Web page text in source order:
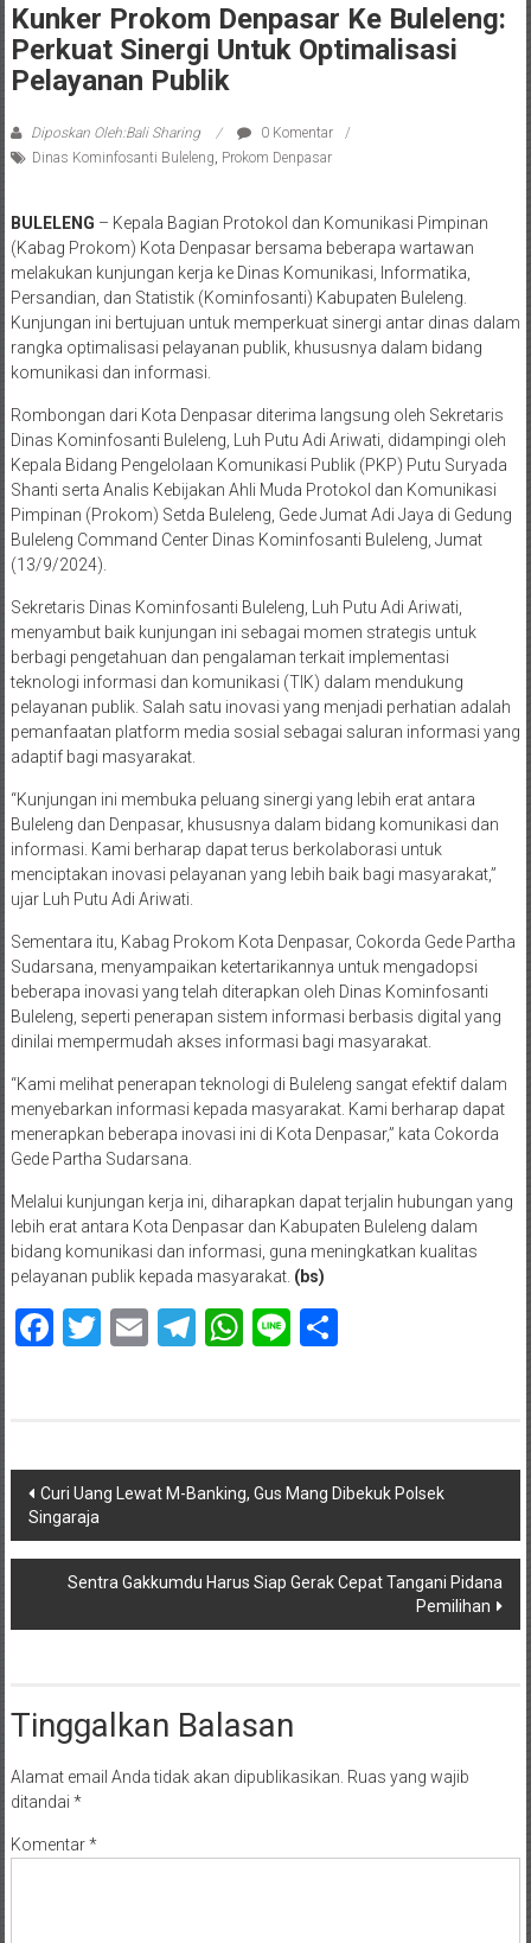
Kunker Prokom Denpasar Ke Buleleng:
Perkuat Sinergi Untuk Optimalisasi
Pelayanan Publik
Diposkan Oleh:Bali Sharing
0 Komentar
Dinas Kominfosanti Buleleng Prokom Denpasar
BULELENG – Kepala Bagian Protokol dan Komunikasi Pimpinan
(Kabag Prokom) Kota Denpasar bersama beberapa wartawan
melakukan kunjungan kerja ke Dinas Komunikasi, Informatika,
Persandian, dan Statistik (Kominfosanti) Kabupaten Buleleng.
Kunjungan ini bertujuan untuk memperkuat sinergi antar dinas dalam
rangka optimalisasi pelayanan publik, khususnya dalam bidang
komunikasi dan informasi.
Rombongan dari Kota Denpasar diterima langsung oleh Sekretaris
Dinas Kominfosanti Buleleng, Luh Putu Adi Ariwati, didampingi oleh
Kepala Bidang Pengelolaan Komunikasi Publik (PKP) Putu Suryada
Shanti serta Analis Kebijakan Ahli Muda Protokol dan Komunikasi
Pimpinan (Prokom) Setda Buleleng, Gede Jumat Adi Jaya di Gedung
Buleleng Command Center Dinas Kominfosanti Buleleng, Jumat
(13/9/2024).
Sekretaris Dinas Kominfosanti Buleleng, Luh Putu Adi Ariwati,
menyambut baik kunjungan ini sebagai momen strategis untuk
berbagi pengetahuan dan pengalaman terkait implementasi
teknologi informasi dan komunikasi (TIK) dalam mendukung
pelayanan publik. Salah satu inovasi yang menjadi perhatian adalah
pemanfaatan platform media sosial sebagai saluran informasi yang
adaptif bagi masyarakat.
“Kunjungan ini membuka peluang sinergi yang lebih erat antara
Buleleng dan Denpasar, khususnya dalam bidang komunikasi dan
informasi. Kami berharap dapat terus berkolaborasi untuk
menciptakan inovasi pelayanan yang lebih baik bagi masyarakat,”
ujar Luh Putu Adi Ariwati.
Sementara itu, Kabag Prokom Kota Denpasar, Cokorda Gede Partha
Sudarsana, menyampaikan ketertarikannya untuk mengadopsi
beberapa inovasi yang telah diterapkan oleh Dinas Kominfosanti
Buleleng, seperti penerapan sistem informasi berbasis digital yang
dinilai mempermudah akses informasi bagi masyarakat.
“Kami melihat penerapan teknologi di Buleleng sangat efektif dalam
menyebarkan informasi kepada masyarakat. Kami berharap dapat
menerapkan beberapa inovasi ini di Kota Denpasar,” kata Cokorda
Gede Partha Sudarsana.
Melalui kunjungan kerja ini, diharapkan dapat terjalin hubungan yang
lebih erat antara Kota Denpasar dan Kabupaten Buleleng dalam
bidang komunikasi dan informasi, guna meningkatkan kualitas
pelayanan publik kepada masyarakat. (bs)
Facebook
Twitter
EmailTelegram
WhatsApp
LineShare
Navigasi
pos
Curi Uang Lewat M-Banking, Gus Mang Dibekuk Polsek
Singaraja
Sentra Gakkumdu Harus Siap Gerak Cepat Tangani Pidana
Pemilihan
Tinggalkan Balasan
Alamat email Anda tidak akan dipublikasikan. Ruas yang wajib
ditandai *
Komentar*